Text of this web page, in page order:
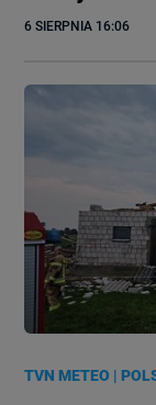
6 SIERPNIA 16:06
TVN METEO |